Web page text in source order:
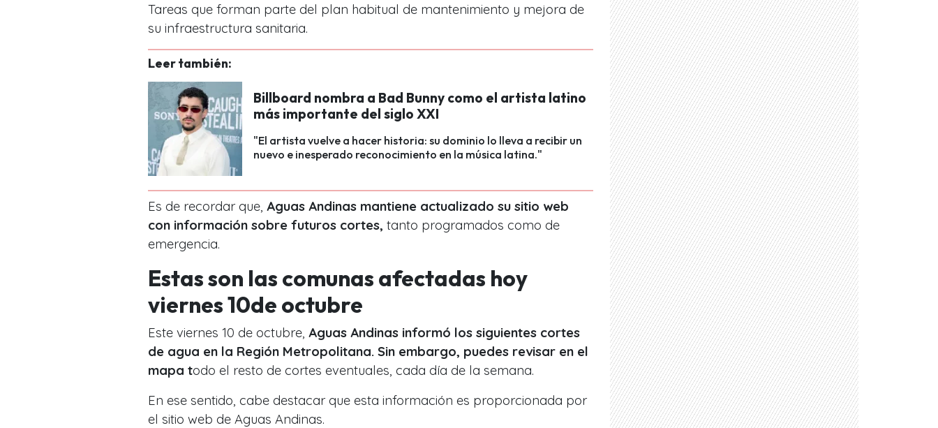
Tareas que forman parte del plan habitual de mantenimiento y mejora de
su infraestructura sanitaria.
Leer también:
Billboard nombra a Bad Bunny como el artista latino
más importante del siglo XXI
"El artista vuelve a hacer historia: su dominio lo lleva a recibir un
nuevo e inesperado reconocimiento en la música latina."
Es de recordar que, Aguas Andinas mantiene actualizado su sitio web
con información sobre futuros cortes, tanto programados como de
emergencia.
Estas son las comunas afectadas hoy
viernes 10de octubre
Este viernes 10 de octubre, Aguas Andinas informó los siguientes cortes
de agua en la Región Metropolitana. Sin embargo, puedes revisar en el
mapa todo el resto de cortes eventuales, cada día de la semana.
En ese sentido, cabe destacar que esta información es proporcionada por
el sitio web de Aguas Andinas.